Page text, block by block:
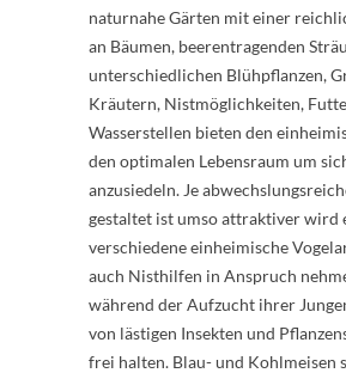
naturnahe Gärten mit einer
an Bäumen, beerentragenden
unterschiedlichen Blühpflanzen,
Kräutern, Nistmöglichkeiten,
Wasserstellen bieten den
den optimalen Lebensraum um
anzusiedeln. Je
gestaltet ist umso attraktiver wird
verschiedene einheimische
auch Nisthilfen in Anspruch
während der Aufzucht ihrer
von lästigen Insekten und
frei halten. Blau- und Kohlmeisen